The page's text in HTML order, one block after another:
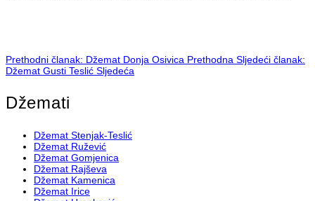
Prethodni članak: Džemat Donja Osivica Prethodna Sljedeći članak:
Džemat Gusti Teslić Sljedeća
Džemati
Džemat Stenjak-Teslić
Džemat Ružević
Džemat Gomjenica
Džemat Rajševa
Džemat Kamenica
Džemat Irice